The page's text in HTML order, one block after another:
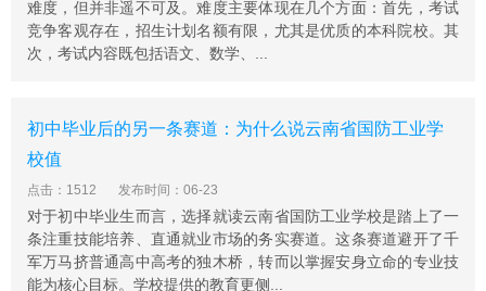
难度，但并非遥不可及。难度主要体现在几个方面：首先，考试
竞争客观存在，招生计划名额有限，尤其是优质的本科院校。其
次，考试内容既包括语文、数学、...
初中毕业后的另一条赛道：为什么说云南省国防工业学
校值
点击：1512 发布时间：06-23
对于初中毕业生而言，选择就读云南省国防工业学校是踏上了一
条注重技能培养、直通就业市场的务实赛道。这条赛道避开了千
军万马挤普通高中高考的独木桥，转而以掌握安身立命的专业技
能为核心目标。学校提供的教育更侧...